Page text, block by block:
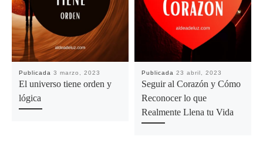
Publicada 3 marzo, 2023
El universo tiene orden y
lógica
Publicada 23 abril, 2023
Seguir al Corazón y Cómo
Reconocer lo que
Realmente Llena tu Vida